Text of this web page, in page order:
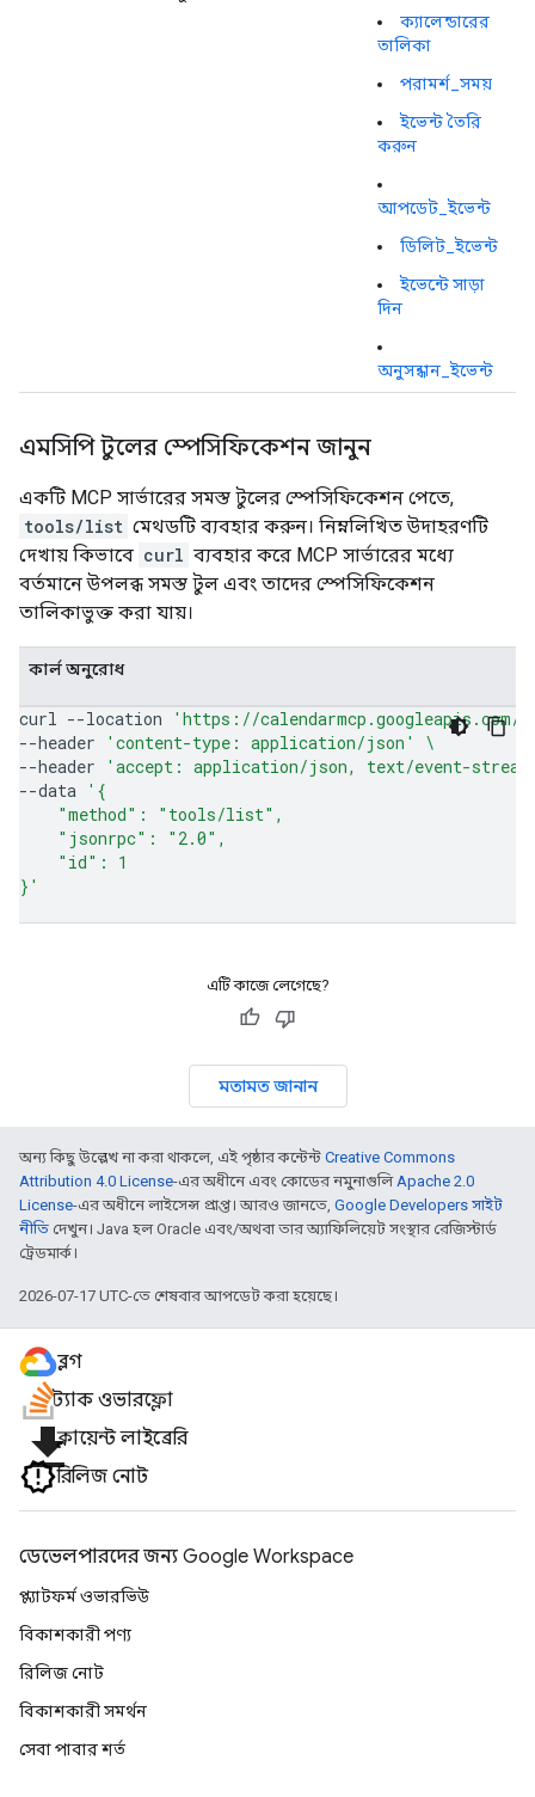
ক্যালেন্ডারের
তালিকা
পরামর্শ_সময়
ইভেন্ট তৈরি
করুন
আপডেট_ইভেন্ট
ডিলিট_ইভেন্ট
ইভেন্টে সাড়া
দিন
অনুসন্ধান_ইভেন্ট
এমসিপি টুলের স্পেসিফিকেশন জানুন
একটি MCP সার্ভারের সমস্ত টুলের স্পেসিফিকেশন পেতে,
tools/list মেথডটি ব্যবহার করুন। নিম্নলিখিত উদাহরণটি
দেখায় কিভাবে curl ব্যবহার করে MCP সার্ভারের মধ্যে
বর্তমানে উপলব্ধ সমস্ত টুল এবং তাদের স্পেসিফিকেশন
তালিকাভুক্ত করা যায়।
কার্ল অনুরোধ
curl --location
'https://calendarmcp.googleapis.com/
--header
'content-type: application/json'
\
--header
'accept: application/json, text/event-
--data '{
    "method": "tools/list",
    "jsonrpc": "2.0",
    "id": 1
}'
এটি কাজে লেগেছে?
মতামত জানান
অন্য কিছু উল্লেখ না করা থাকলে, এই পৃষ্ঠার কন্টেন্ট Creative Commons
Attribution 4.0 License-এর অধীনে এবং কোডের নমুনাগুলিApache 2.0
License-এর অধীনে লাইসেন্স প্রাপ্ত। আরও জানতে, Google Developers সাইট
নীতি দেখুন। Java হল Oracle এবং/অথবা তার অ্যাফিলিয়েট সংস্থার রেজিস্টার্ড
ট্রেডমার্ক।
2026-07-17 UTC-তে শেষবার আপডেট করা হয়েছে।
ব্লগ
স্ট্যাক ওভারফ্লো
file_downloadক্লায়েন্ট লাইব্রেরি
রিলিজ নোট
ডেভেলপারদের জন্য Google Workspace
প্ল্যাটফর্ম ওভারভিউ
বিকাশকারী পণ্য
রিলিজ নোট
বিকাশকারী সমর্থন
সেবা পাবার শর্ত